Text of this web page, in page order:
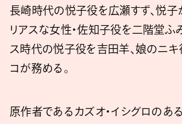
長崎時代の悦子役を広瀬すず、悦子
リアスな女性・佐知子役を二階堂ふ
ス時代の悦子役を吉田羊、娘のニキ
コが務める。
原作者であるカズオ・イシグロのあ